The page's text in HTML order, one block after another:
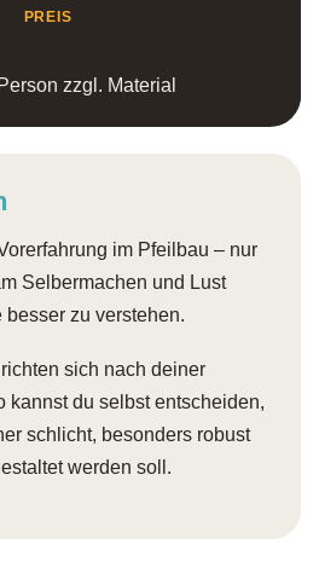
PREIS
zzgl. Material
im Pfeilbau – nur
Selbermachen und Lust
zu verstehen.
sich nach deiner
kannst du selbst entscheiden,
schlicht, besonders robust
werden soll.